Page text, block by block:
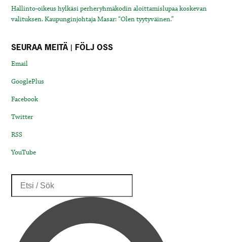
Hallinto-oikeus hylkäsi perheryhmäkodin aloittamislupaa koskevan
valituksen. Kaupunginjohtaja Masar: “Olen tyytyväinen.”
SEURAA MEITÄ | FÖLJ OSS
Email
GooglePlus
Facebook
Twitter
RSS
YouTube